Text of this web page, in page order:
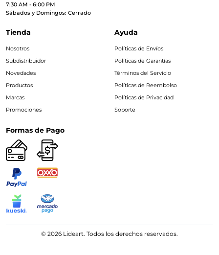
7:30 AM - 6:00 PM
Sábados y Domingos: Cerrado
Tienda
Nosotros
Subdistribuidor
Novedades
Productos
Marcas
Promociones
Ayuda
Políticas de Envíos
Políticas de Garantías
Términos del Servicio
Políticas de Reembolso
Políticas de Privacidad
Soporte
Formas de Pago
© 2026 Lideart. Todos los derechos reservados.